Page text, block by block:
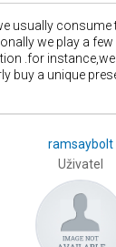
usually consume
we play a
.for
buy a unique
ramsaybolt
Uživatel